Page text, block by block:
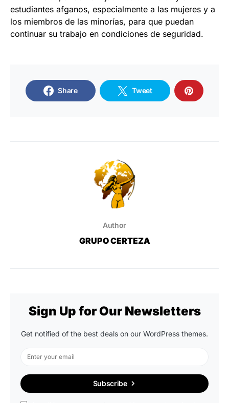
estudiantes afganos, especialmente a las mujeres y a
los miembros de las minorías, para que puedan
continuar su trabajo en condiciones de seguridad.
Share Tweet
Author
GRUPO CERTEZA
Sign Up for Our Newsletters
Get notified of the best deals on our WordPress themes.
Subscribe